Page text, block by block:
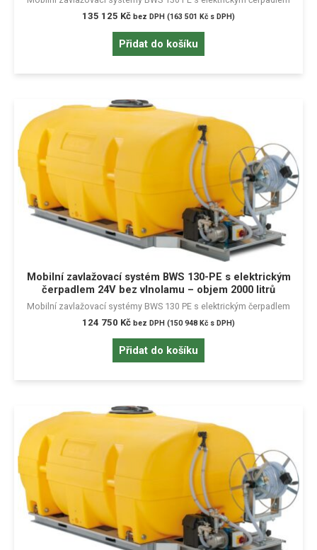
135 125 Kč bez DPH (163 501 Kč s DPH)
Přidat do košíku
Mobilní zavlažovací systém BWS 130-PE s elektrickým
čerpadlem 24V bez vlnolamu – objem 2000 litrů
Mobilní zavlažovací systémy BWS 130 PE s elektrickým čerpadlem
124 750 Kč bez DPH (150 948 Kč s DPH)
Přidat do košíku